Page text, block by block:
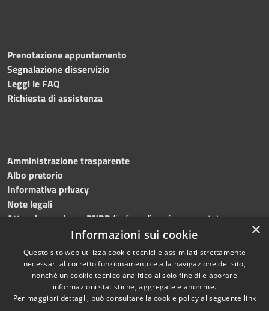
Prenotazione appuntamento
Segnalazione disservizio
Leggi le FAQ
Richiesta di assistenza
Amministrazione trasparente
Albo pretorio
Informativa privacy
Note legali
Attuazione misure PNRR (in fase di aggiornamento)
Dichiarazione di accessibilità
Accessibilità
Copyright © 2026 • Comune di
Ostra • Powered by
×
Informazioni sui cookie
Questo sito web utilizza cookie tecnici e assimilati strettamente
necessari al corretto funzionamento e alla navigazione del sito,
nonché un cookie tecnico analitico al solo fine di elaborare
informazioni statistiche, aggregate e anonime.
Per maggiori dettagli, può consultare la cookie policy al seguente link